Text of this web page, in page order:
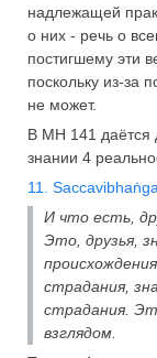
надлежащей
о них - речь о
постигшему эти
поскольку из-за
не может.
В МН 141 даётся
знании 4
11.
И что есть,
Это, друзья,
страдания,
страдания.
взглядом.